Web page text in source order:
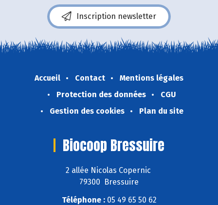
Inscription newsletter
Accueil Contact
Mentions légales
Protection des données
CGU
Gestion des cookies
Plan du site
Biocoop Bressuire
2 allée Nicolas Copernic
79300 Bressuire
Téléphone :05 49 65 50 62